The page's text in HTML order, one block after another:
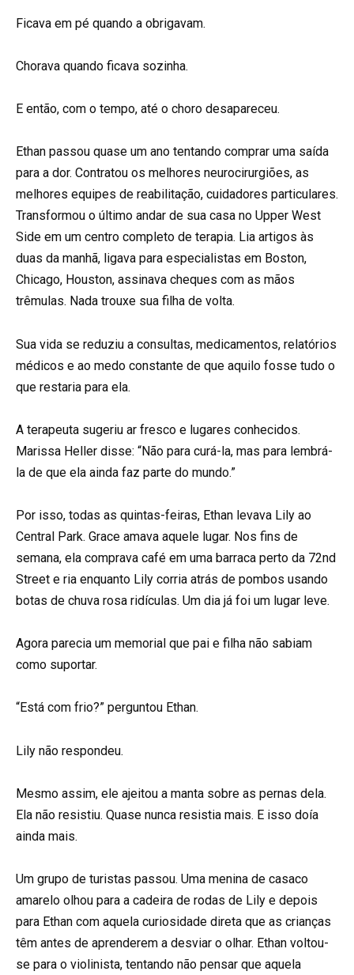
Ficava em pé quando a obrigavam.
Chorava quando ficava sozinha.
E então, com o tempo, até o choro desapareceu.
Ethan passou quase um ano tentando comprar uma saída
para a dor. Contratou os melhores neurocirurgiões, as
melhores equipes de reabilitação, cuidadores particulares.
Transformou o último andar de sua casa no Upper West
Side em um centro completo de terapia. Lia artigos às
duas da manhã, ligava para especialistas em Boston,
Chicago, Houston, assinava cheques com as mãos
trêmulas. Nada trouxe sua filha de volta.
Sua vida se reduziu a consultas, medicamentos, relatórios
médicos e ao medo constante de que aquilo fosse tudo o
que restaria para ela.
A terapeuta sugeriu ar fresco e lugares conhecidos.
Marissa Heller disse: “Não para curá-la, mas para lembrá-
la de que ela ainda faz parte do mundo.”
Por isso, todas as quintas-feiras, Ethan levava Lily ao
Central Park. Grace amava aquele lugar. Nos fins de
semana, ela comprava café em uma barraca perto da 72nd
Street e ria enquanto Lily corria atrás de pombos usando
botas de chuva rosa ridículas. Um dia já foi um lugar leve.
Agora parecia um memorial que pai e filha não sabiam
como suportar.
“Está com frio?” perguntou Ethan.
Lily não respondeu.
Mesmo assim, ele ajeitou a manta sobre as pernas dela.
Ela não resistiu. Quase nunca resistia mais. E isso doía
ainda mais.
Um grupo de turistas passou. Uma menina de casaco
amarelo olhou para a cadeira de rodas de Lily e depois
para Ethan com aquela curiosidade direta que as crianças
têm antes de aprenderem a desviar o olhar. Ethan voltou-
se para o violinista, tentando não pensar que aquela